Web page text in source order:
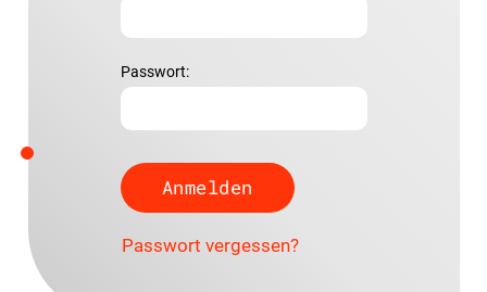
Passwort:
Passwort vergessen?